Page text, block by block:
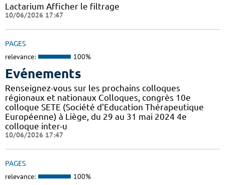
Lactarium Afficher le filtrage
10/06/2026 17:47
PAGES
relevance: 100%
Evénements
Renseignez-vous sur les prochains colloques
régionaux et nationaux Colloques, congrès 10e
colloque SETE (Société d'Education Thérapeutique
Européenne) à Liège, du 29 au 31 mai 2024 4e
colloque inter-u
10/06/2026 17:47
PAGES
relevance: 100%